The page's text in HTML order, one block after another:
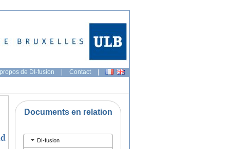
de DI-fusion | Contact |
Documents en relation
DI-fusion